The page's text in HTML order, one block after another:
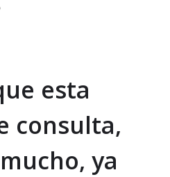
esta
consulta,
ya